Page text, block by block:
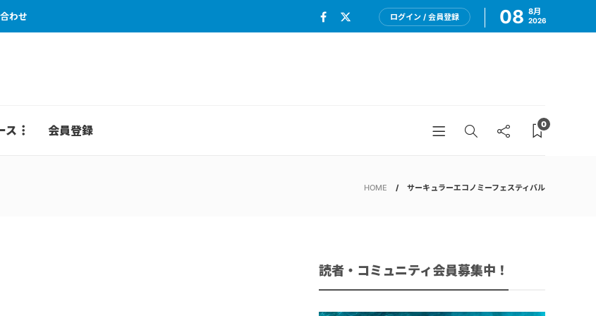
わせ ログイン / 会員登録 08 8月
2026
ス 会員登録 0
HOME サーキュラーエコノミーフェスティバル
読者・コミュニティ会員募集中！